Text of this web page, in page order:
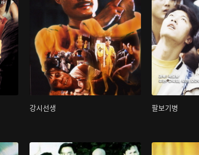
강시선생 팔보기병